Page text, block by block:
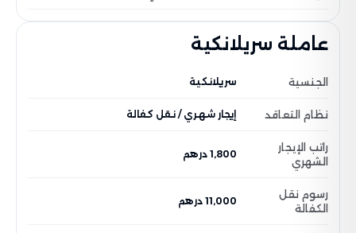
عاملة سريلانكية
الجنسية سريلانكية
نظام التعاقد إيجار شهري / نقل كفالة
راتب الإيجار
الشهري
1,800 درهم
رسوم نقل
الكفالة
11,000 درهم